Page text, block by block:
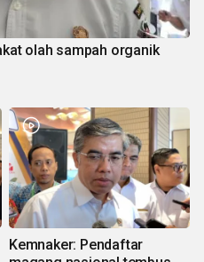
olah sampah organik
Kemnaker: Pendaftar